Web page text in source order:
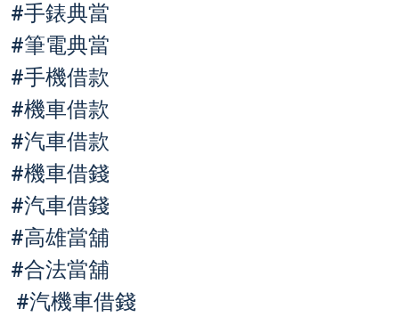
#手錶典當
#筆電典當
#手機借款
#機車借款
#汽車借款
#機車借錢
#汽車借錢
#高雄當舖
#合法當舖
#汽機車借錢